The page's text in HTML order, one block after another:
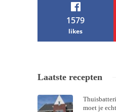
1579
likes
Themes bySilicon
now!
Laatste recepten
moet je